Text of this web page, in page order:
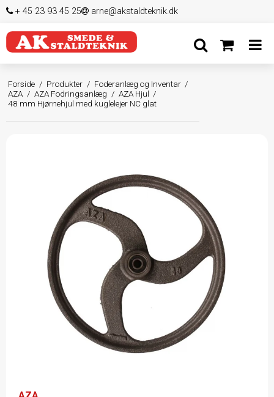
+ 45 23 93 45 25 arne@akstaldteknik.dk
Forside / Produkter / Foderanlæg og Inventar /
AZA / AZA Fodringsanlæg / AZA Hjul /
48 mm Hjørnehjul med kuglelejer NC glat